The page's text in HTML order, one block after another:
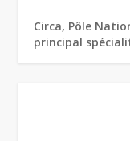
Circa, Pôle
principal